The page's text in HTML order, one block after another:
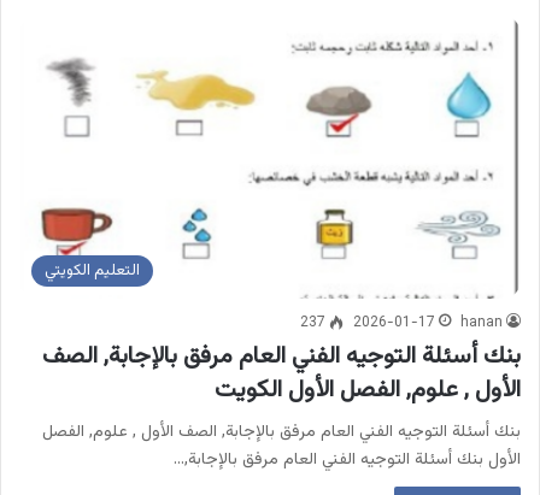
التعليم الكويتي
hanan
2026-01-17
237
بنك أسئلة التوجيه الفني العام مرفق بالإجابة, الصف
الأول , علوم, الفصل الأول الكويت
بنك أسئلة التوجيه الفني العام مرفق بالإجابة, الصف الأول , علوم, الفصل
الأول بنك أسئلة التوجيه الفني العام مرفق بالإجابة,…